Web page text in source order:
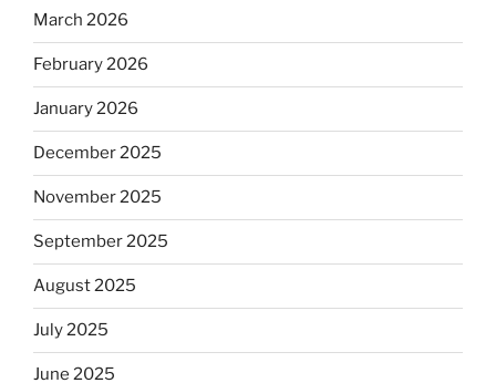
March 2026
February 2026
January 2026
December 2025
November 2025
September 2025
August 2025
July 2025
June 2025